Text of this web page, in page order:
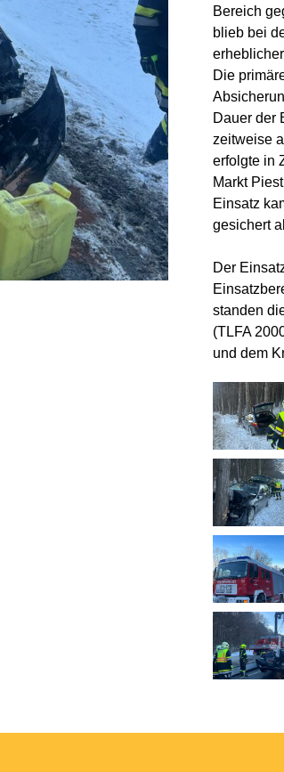
Bereich
blieb bei
Die
Dauer der
zeitweise
erfolgte in
Markt
Einsatz
gesichert
Der
standen
(TLFA
und dem